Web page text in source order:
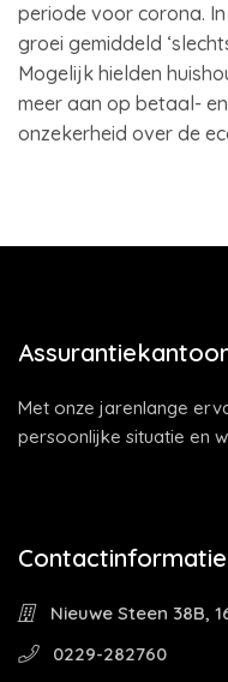
periode voor corona.
groei gemiddeld
Mogelijk hielden
meer aan op betaal-
onzekerheid over de
Met onze jarenlange
persoonlijke situatie en
Contactinformatie
Nieuwe Steen 38B,
0229-282760